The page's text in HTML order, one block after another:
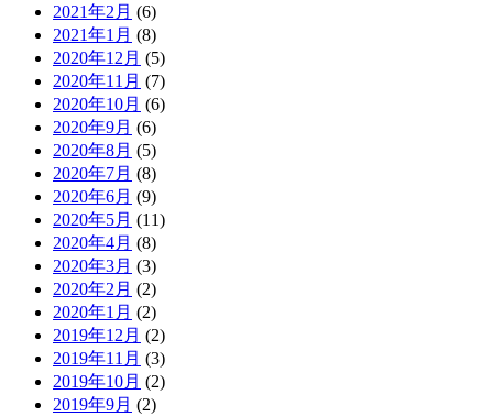
2021年2月 (6)
2021年1月 (8)
2020年12月 (5)
2020年11月 (7)
2020年10月 (6)
2020年9月 (6)
2020年8月 (5)
2020年7月 (8)
2020年6月 (9)
2020年5月 (11)
2020年4月 (8)
2020年3月 (3)
2020年2月 (2)
2020年1月 (2)
2019年12月 (2)
2019年11月 (3)
2019年10月 (2)
2019年9月 (2)